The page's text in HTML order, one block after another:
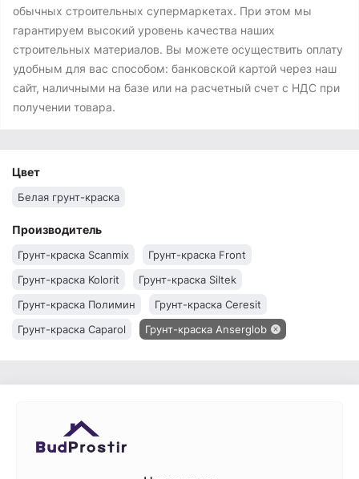
обычных строительных супермаркетах. При этом мы
гарантируем высокий уровень качества наших
строительных материалов. Вы можете осуществить оплату
удобным для вас способом: банковской картой через наш
сайт, наличными на базе или на расчетный счет с НДС при
получении товара.
Цвет
Белая грунт-краска
Производитель
Грунт-краска Scanmix
Грунт-краска Front
Грунт-краска Kolorit
Грунт-краска Siltek
Грунт-краска Полимин
Грунт-краска Ceresit
Грунт-краска Caparol
Грунт-краска Anserglob